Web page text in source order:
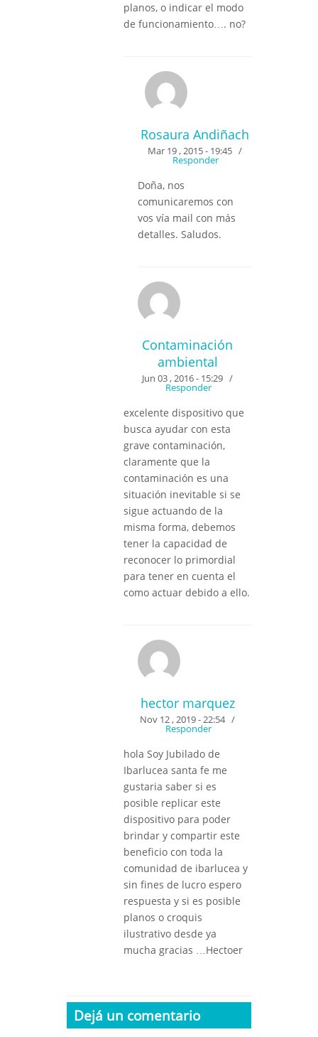
planos, o indicar el modo
de funcionamiento…. no?
Rosaura Andiñach
Mar 19 , 2015 - 19:45 /
Responder
Doña, nos
comunicaremos con
vos vía mail con más
detalles. Saludos.
Contaminación
ambiental
Jun 03 , 2016 - 15:29 /
Responder
excelente dispositivo que
busca ayudar con esta
grave contaminación,
claramente que la
contaminación es una
situación inevitable si se
sigue actuando de la
misma forma, debemos
tener la capacidad de
reconocer lo primordial
para tener en cuenta el
como actuar debido a ello.
hector marquez
Nov 12 , 2019 - 22:54 /
Responder
hola Soy Jubilado de
Ibarlucea santa fe me
gustaria saber si es
posible replicar este
dispositivo para poder
brindar y compartir este
beneficio con toda la
comunidad de ibarlucea y
sin fines de lucro espero
respuesta y si es posible
planos o croquis
ilustrativo desde ya
mucha gracias …Hectoer
Dejá un comentario